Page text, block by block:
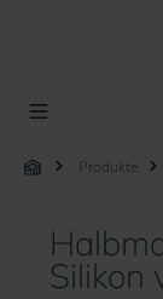
Produkte
Silikon